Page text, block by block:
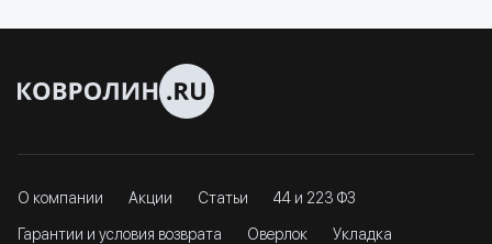
О компании Акции Статьи 44 и 223 ФЗ
Гарантии и условия возврата Оверлок Укладка